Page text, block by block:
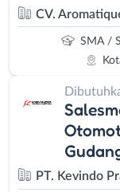
CV.
SMA /
PT. Kevindo